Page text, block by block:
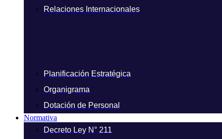
Relaciones Internacionales
Planificación Estratégica
Organigrama
Dotación de Personal
Normativa
Decreto Ley N° 211